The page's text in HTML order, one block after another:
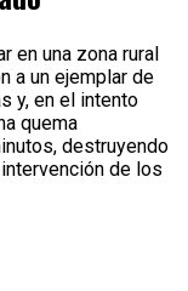
en una zona rural
a un ejemplar de
y, en el intento
quema
destruyendo
de los